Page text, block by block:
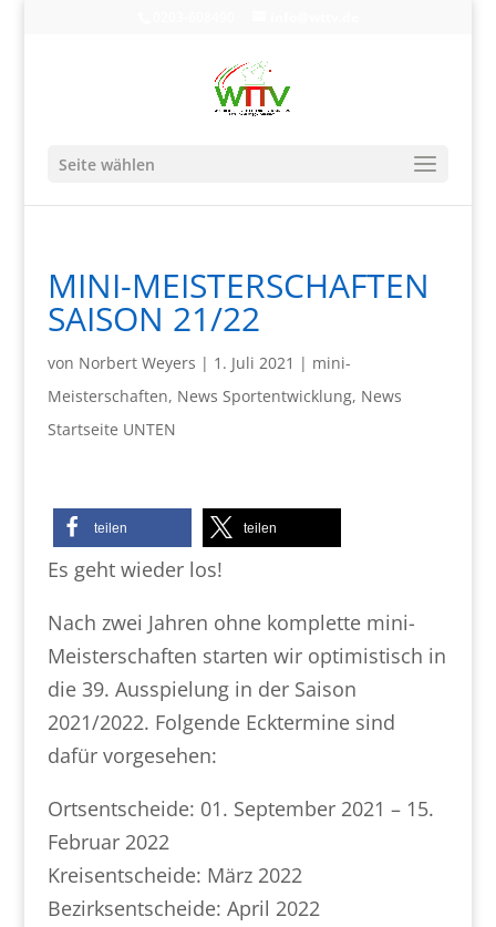
Seite wählen
MINI-MEISTERSCHAFTEN
SAISON 21/22
von Norbert Weyers | 1. Juli 2021 | mini-
Meisterschaften, News Sportentwicklung, News
Startseite UNTEN
teilen teilen
Es geht wieder los!
Nach zwei Jahren ohne komplette mini-
Meisterschaften starten wir optimistisch in
die 39. Ausspielung in der Saison
2021/2022. Folgende Ecktermine sind
dafür vorgesehen:
Ortsentscheide: 01. September 2021 – 15.
Februar 2022
Kreisentscheide: März 2022
Bezirksentscheide: April 2022